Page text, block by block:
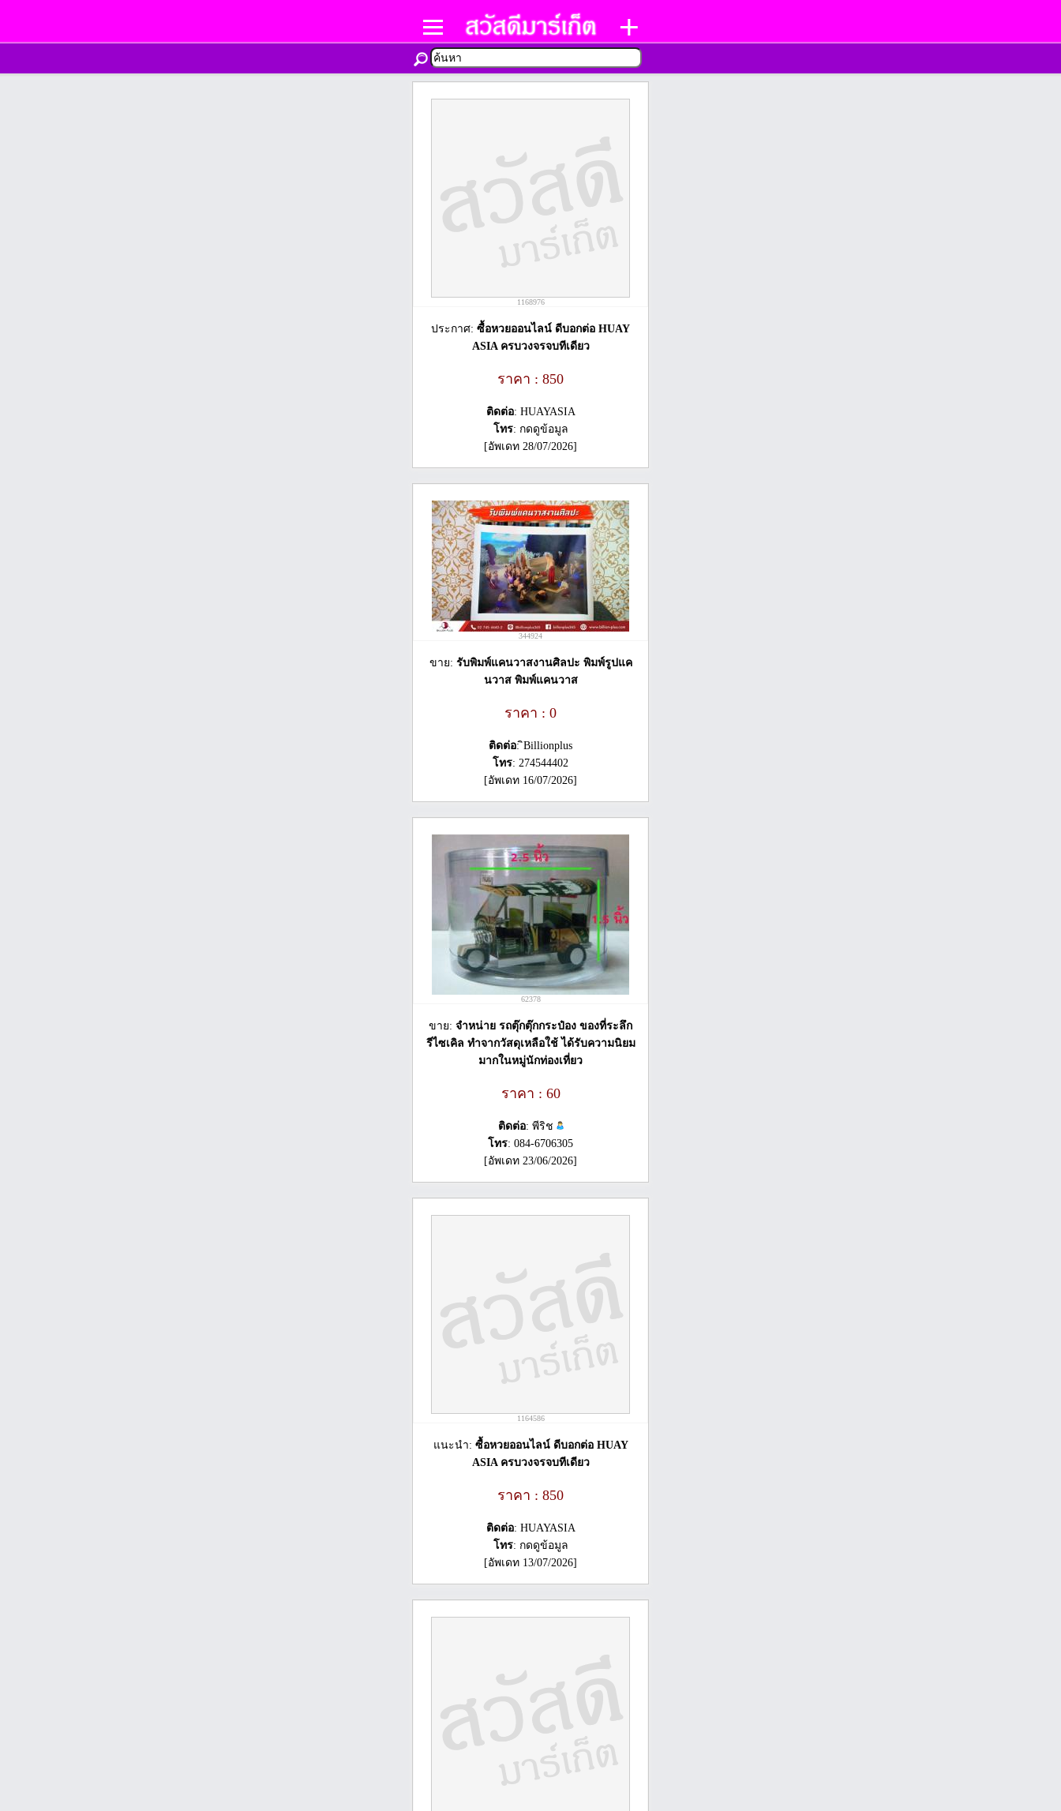
1168976
ประกาศ: ซื้อหวยออนไลน์ ดีบอกต่อ HUAY
ASIA ครบวงจรจบทีเดียว
ราคา : 850
ติดต่อ: HUAYASIA
โทร: กดดูข้อมูล
[อัพเดท 28/07/2026]
344924
ขาย: รับพิมพ์แคนวาสงานศิลปะ พิมพ์รูปแค
นวาส พิมพ์แคนวาส
ราคา : 0
ติดต่อ: ิBillionplus
โทร: 274544402
[อัพเดท 16/07/2026]
62378
ขาย: จำหน่าย รถตุ๊กตุ๊กกระป๋อง ของที่ระลึก
รีไซเคิล ทำจากวัสดุเหลือใช้ ได้รับความนิยม
มากในหมู่นักท่องเที่ยว
ราคา : 60
ติดต่อ: พีริช
โทร: 084-6706305
[อัพเดท 23/06/2026]
1164586
แนะนำ: ซื้อหวยออนไลน์ ดีบอกต่อ HUAY
ASIA ครบวงจรจบทีเดียว
ราคา : 850
ติดต่อ: HUAYASIA
โทร: กดดูข้อมูล
[อัพเดท 13/07/2026]